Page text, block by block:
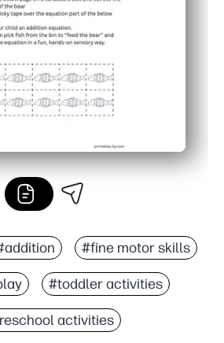
#fine motor skills
#toddler activities
activities